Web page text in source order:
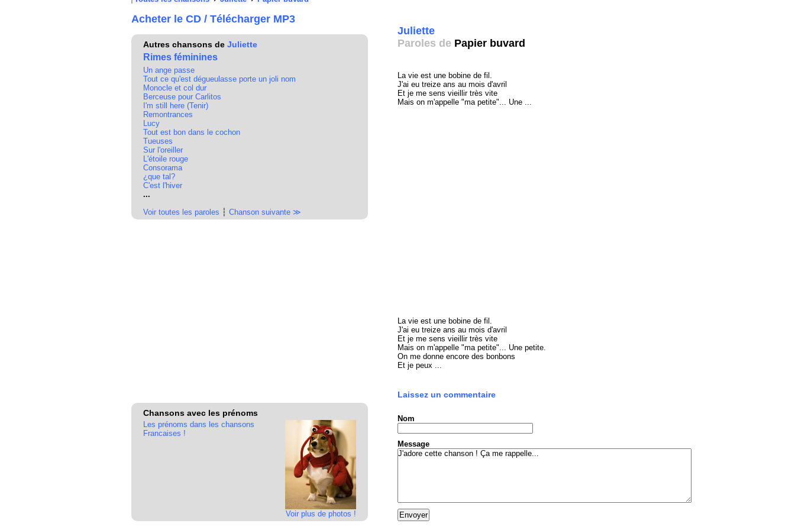
Acheter le CD / Télécharger MP3
Autres chansons de Juliette
Rimes féminines
Un ange passe
Tout ce qu'est dégueulasse porte un joli nom
Monocle et col dur
Berceuse pour Carlitos
I'm still here (Tenir)
Remontrances
Lucy
Tout est bon dans le cochon
Tueuses
Sur l'oreiller
L'étoile rouge
Consorama
¿que tal?
C'est l'hiver
...
Voir toutes les paroles ┆ Chanson suivante ≫
Chansons avec les prénoms
Voir plus de photos !
Les prénoms dans les chansons
Francaises !
Juliette
Paroles de Papier buvard
La vie est une bobine de fil.
J'ai eu treize ans au mois d'avril
Et je me sens vieillir très vite
Mais on m'appelle "ma petite"... Une ...
La vie est une bobine de fil.
J'ai eu treize ans au mois d'avril
Et je me sens vieillir très vite
Mais on m'appelle "ma petite"... Une petite.
On me donne encore des bonbons
Et je peux ...
Laissez un commentaire
Nom
Message